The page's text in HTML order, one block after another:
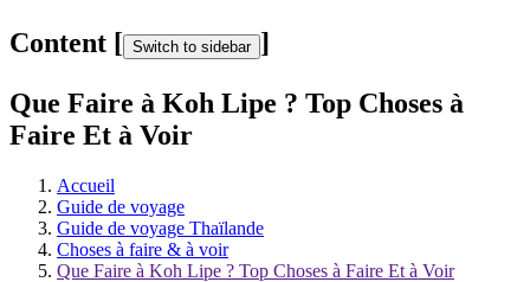
Content [ Switch to sidebar ]
Que Faire à Koh Lipe ? Top Choses à
Faire Et à Voir
Accueil
Guide de voyage
Guide de voyage Thaïlande
Choses à faire & à voir
Que Faire à Koh Lipe ? Top Choses à Faire Et à Voir